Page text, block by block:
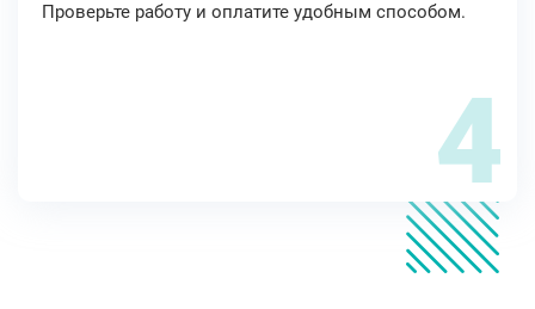
Проверьте работу и оплатите удобным способом.
4